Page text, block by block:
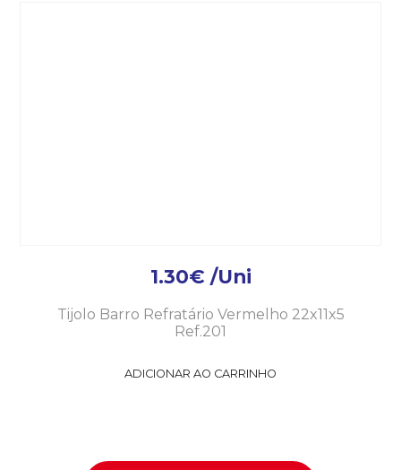
1.30€ /Uni
Tijolo Barro Refratário Vermelho 22x11x5
Ref.201
ADICIONAR AO CARRINHO